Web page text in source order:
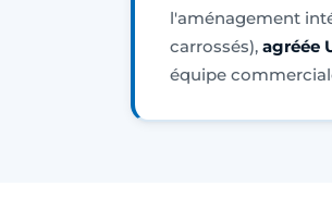
l'aménagement
carrossés), agréée
équipe